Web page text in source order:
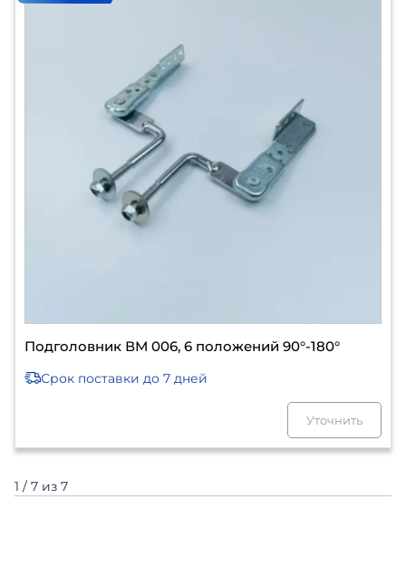
Подголовник ВМ 006, 6 положений 90°-180°
Срок поставки до 7 дней
Уточнить
1 / 7 из 7